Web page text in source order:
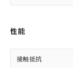
性能
接触抵抗
以下の条
ご利用く
非含有に